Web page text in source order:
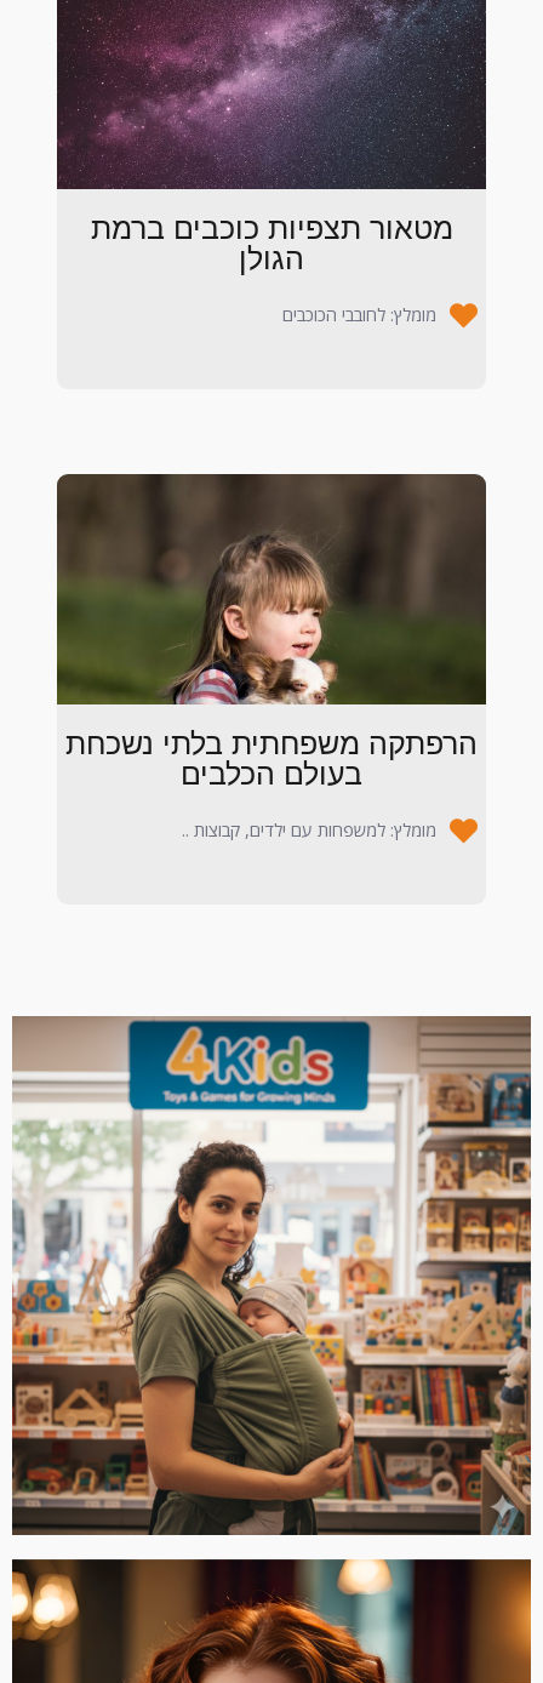
מטאור תצפיות כוכבים ברמת
הגולן
מומלץ: לחובבי הכוכבים
הרפתקה משפחתית בלתי נשכחת
בעולם הכלבים
מומלץ: למשפחות עם ילדים, קבוצות ..